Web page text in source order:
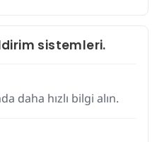
sistemleri.
daha hızlı bilgi alın.